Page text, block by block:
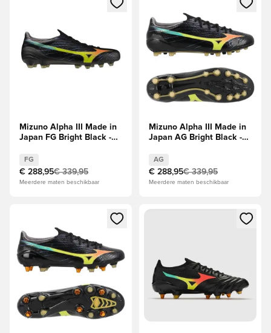
Mizuno Alpha III Made in
Japan FG Bright Black -
Prim
FG
€ 288,95€ 339,95
Meerdere maten beschikbaar
Mizuno Alpha III Made in
Japan AG Bright Black -
Prim
AG
€ 288,95€ 339,95
Meerdere maten beschikbaar
Opent een venster om in te loggen of je aan te melden als
Opent een venster om in te